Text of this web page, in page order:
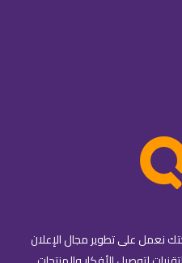
نعمل على تطوير مجال الإعلان